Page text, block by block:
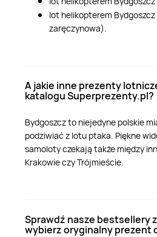
lot helikopterem
zaręczynowa).
A jakie inne prezenty
katalogu Superprezenty.pl?
Bydgoszcz to niejedyne polskie
podziwiać z lotu ptaka. Piękne
samoloty czekają także między
Krakowie czy Trójmieście.
Sprawdź nasze bestsellery
wybierz oryginalny prezent